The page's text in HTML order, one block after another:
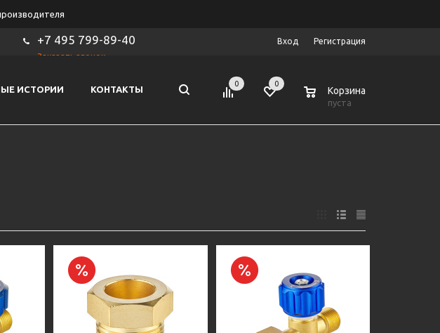
+7 495 799-89-40
Заказать звонок
Вход Регистрация
ИСТОРИИ КОНТАКТЫ
0 0
Корзина
пуста